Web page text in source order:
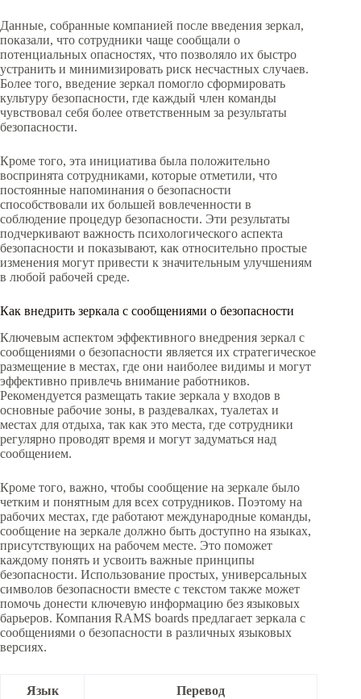
Данные, собранные компанией после введения зеркал,
показали, что сотрудники чаще сообщали о
потенциальных опасностях, что позволяло их быстро
устранить и минимизировать риск несчастных случаев.
Более того, введение зеркал помогло сформировать
культуру безопасности, где каждый член команды
чувствовал себя более ответственным за результаты
безопасности.
Кроме того, эта инициатива была положительно
воспринята сотрудниками, которые отметили, что
постоянные напоминания о безопасности
способствовали их большей вовлеченности в
соблюдение процедур безопасности. Эти результаты
подчеркивают важность психологического аспекта
безопасности и показывают, как относительно простые
изменения могут привести к значительным улучшениям
в любой рабочей среде.
Как внедрить зеркала с сообщениями о безопасности
Ключевым аспектом эффективного внедрения зеркал с
сообщениями о безопасности является их стратегическое
размещение в местах, где они наиболее видимы и могут
эффективно привлечь внимание работников.
Рекомендуется размещать такие зеркала у входов в
основные рабочие зоны, в раздевалках, туалетах и
местах для отдыха, так как это места, где сотрудники
регулярно проводят время и могут задуматься над
сообщением.
Кроме того, важно, чтобы сообщение на зеркале было
четким и понятным для всех сотрудников. Поэтому на
рабочих местах, где работают международные команды,
сообщение на зеркале должно быть доступно на языках,
присутствующих на рабочем месте. Это поможет
каждому понять и усвоить важные принципы
безопасности. Использование простых, универсальных
символов безопасности вместе с текстом также может
помочь донести ключевую информацию без языковых
барьеров. Компания RAMS boards предлагает зеркала с
сообщениями о безопасности в различных языковых
версиях.
Язык Перевод